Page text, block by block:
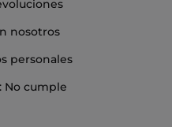
nosotros
personales
No cumple